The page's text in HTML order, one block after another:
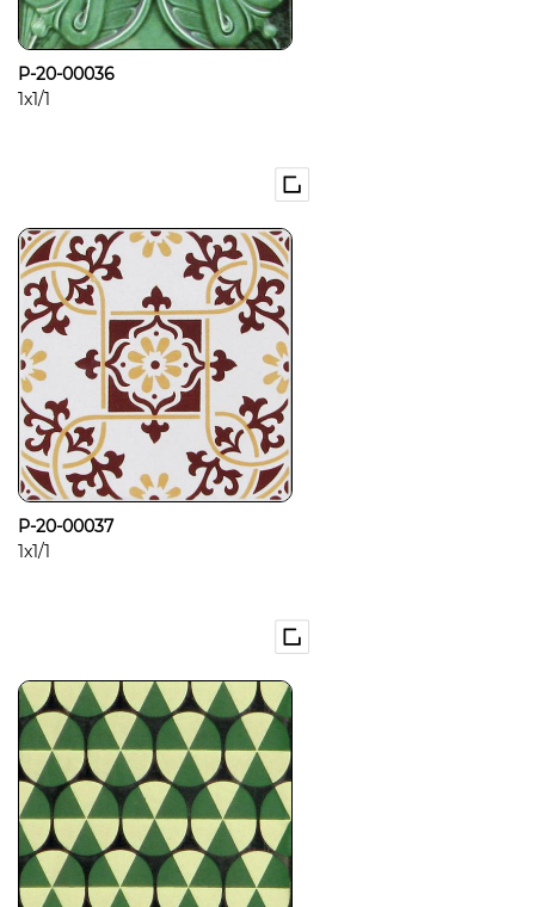
P-20-00036
1x1/1
P-20-00037
1x1/1